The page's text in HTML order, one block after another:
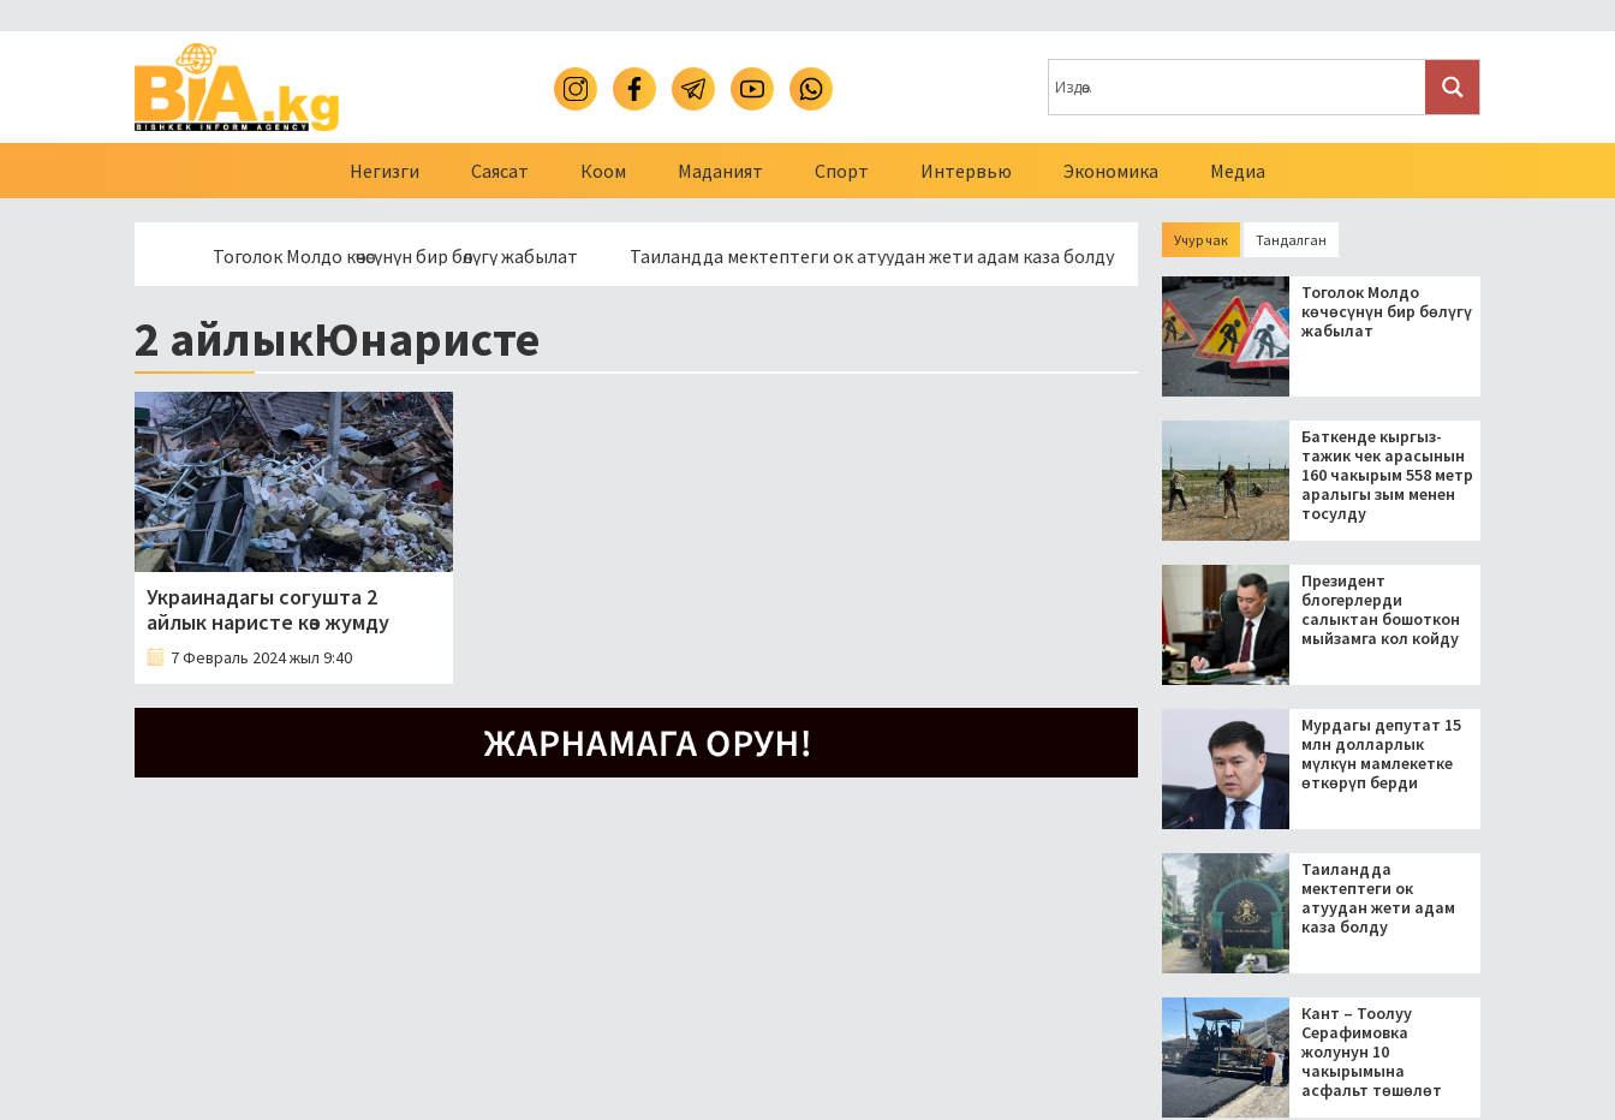
Негизги Саясат Коом Маданият Спорт Интервью Экономика Медиа
Тоголок Молдо көчөсүнүн бир бөлүгү жабылат Таиландда мектептеги ок атуудан жети адам каза болду Кант – Тоолуу Серафимовка жолунун 10 чакырымына асфальт
2 айлыкЮнаристе
Украинадагы согушта 2
айлык наристе көз жумду
7 Февраль 2024 жыл 9:40
Учур чак Тандалган
Тоголок Молдо
көчөсүнүн бир бөлүгү
жабылат
Баткенде кыргыз-
тажик чек арасынын
160 чакырым 558 метр
аралыгы зым менен
тосулду
Президент
блогерлерди
салыктан бошоткон
мыйзамга кол койду
Мурдагы депутат 15
млн долларлык
мүлкүн мамлекетке
өткөрүп берди
Таиландда
мектептеги ок
атуудан жети адам
каза болду
Кант – Тоолуу
Серафимовка
жолунун 10
чакырымына
асфальт төшөлөт